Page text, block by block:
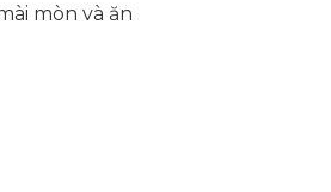
mòn và ăn